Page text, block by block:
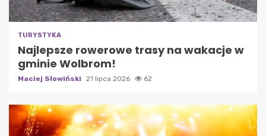
TURYSTYKA
Najlepsze rowerowe trasy na wakacje w
gminie Wolbrom!
Maciej Słowiński 21 lipca 2026 62